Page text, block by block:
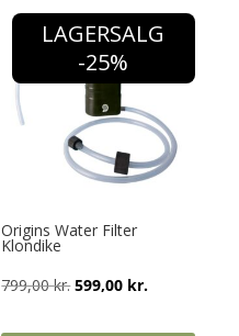
LAGERSALG
-25%
Origins Water Filter
Klondike
799,00kr.Den
599,00 kr.Den